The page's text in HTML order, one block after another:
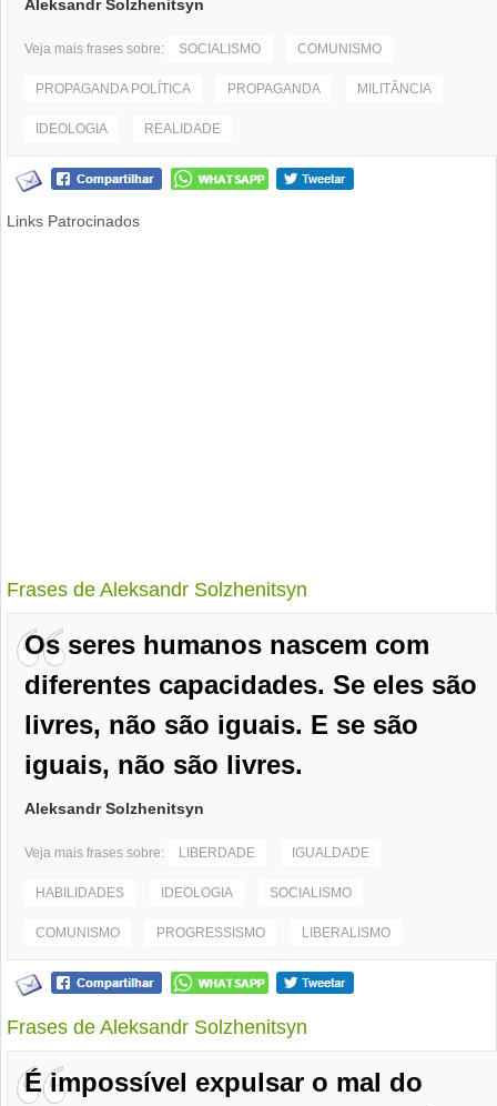
Aleksandr Solzhenitsyn
Veja mais frases sobre: SOCIALISMO COMUNISMO
PROPAGANDA POLÍTICA PROPAGANDA MILITÂNCIA
IDEOLOGIA REALIDADE
Links Patrocinados
Frases de Aleksandr Solzhenitsyn
Os seres humanos nascem com
diferentes capacidades. Se eles são
livres, não são iguais. E se são
iguais, não são livres.
Aleksandr Solzhenitsyn
Veja mais frases sobre: LIBERDADE IGUALDADE
HABILIDADES IDEOLOGIA SOCIALISMO
COMUNISMO PROGRESSISMO LIBERALISMO
Frases de Aleksandr Solzhenitsyn
É impossível expulsar o mal do